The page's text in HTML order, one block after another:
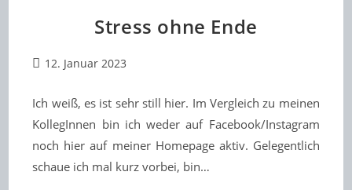
Stress ohne Ende
Beitrag
12. Januar 2023
Ich weiß, es ist sehr still hier. Im Vergleich zu meinen
KollegInnen bin ich weder auf Facebook/Instagram
noch hier auf meiner Homepage aktiv. Gelegentlich
schaue ich mal kurz vorbei, bin…